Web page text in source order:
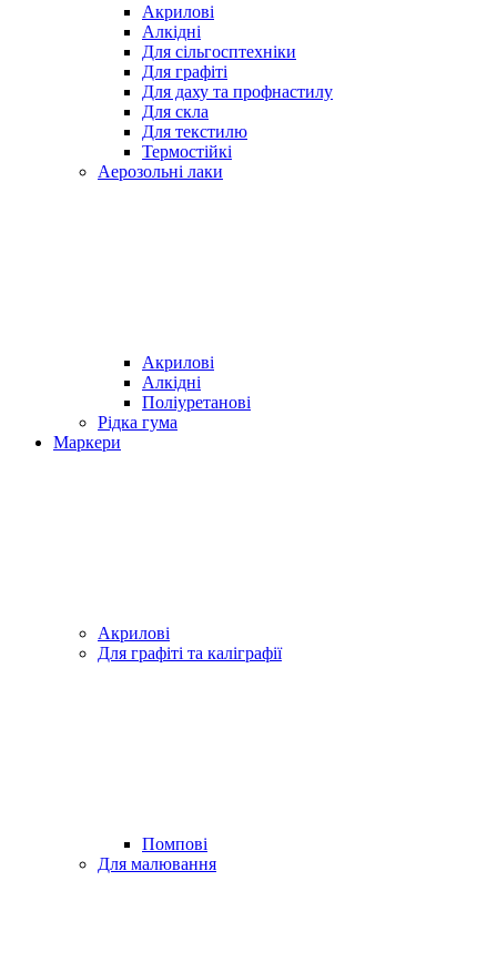
Акрилові
Алкідні
Для cільгосптехніки
Для графіті
Для даху та профнастилу
Для скла
Для текстилю
Термостійкі
Аерозольні лаки
Акрилові
Алкідні
Поліуретанові
Рідка гума
Маркери
Акрилові
Для графіті та каліграфії
Помпові
Для малювання